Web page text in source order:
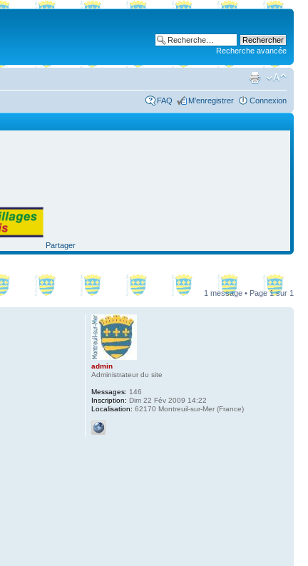
Recherche avancée
FAQ M’enregistrer Connexion
Partager
1 message • Page1sur 1
admin
Administrateur du site
Messages: 146
Inscription: Dim 22 Fév 2009 14:22
Localisation: 62170 Montreuil-sur-Mer (France)